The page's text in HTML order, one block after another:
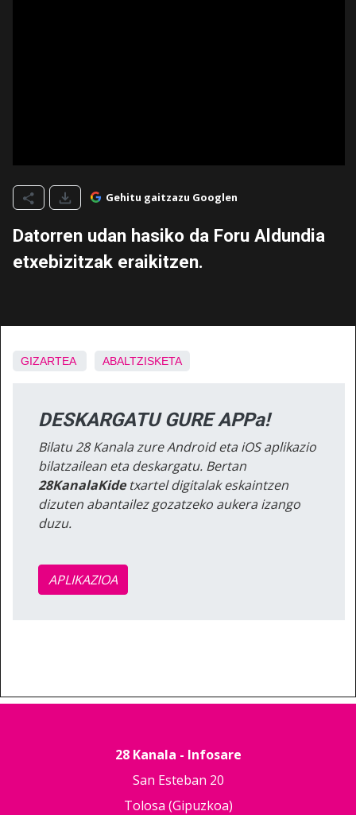
Gehitu gaitzazu Googlen
Datorren udan hasiko da Foru Aldundia
etxebizitzak eraikitzen.
GIZARTEA ABALTZISKETA
DESKARGATU GURE APPa!
Bilatu 28 Kanala zure Android eta iOS aplikazio
bilatzailean eta deskargatu. Bertan
28KanalaKidetxartel digitalak eskaintzen
dizuten abantailez gozatzeko aukera izango
duzu.
APLIKAZIOA
28 Kanala - Infosare
San Esteban 20
Tolosa (Gipuzkoa)